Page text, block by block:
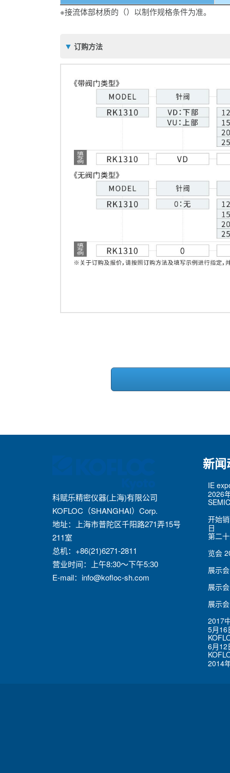
※接流体部材质的（）以制作规格条件为准。
订购方法
科赋乐精密仪器(上海)有限公司
KOFLOC（SHANGHAI）Corp.
地址：上海市普陀区千阳路271弄15号
211室
总机：+86(21)6271-2811
营业时间：上午8:30～下午5:30
E-mail： info@kofloc-sh.com
新闻
IE
2026
开始
日
第二
览会
展示会
展示会
展示会
2017
5月16
6月12
2014